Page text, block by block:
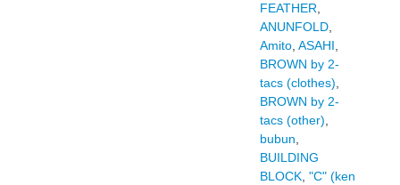
FEATHER,
ANUNFOLD,
Amito, ASAHI,
BROWN by 2-
tacs (clothes),
BROWN by 2-
tacs (other),
bubun,
BUILDING
BLOCK, "C" (ken